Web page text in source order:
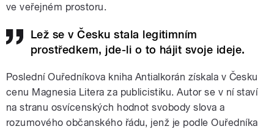
ve veřejném prostoru.
Lež se v Česku stala legitimním
prostředkem, jde-li o to hájit svoje ideje.
Poslední Ouředníkova kniha Antialkorán získala v Česku
cenu Magnesia Litera za publicistiku. Autor se v ní staví
na stranu osvícenských hodnot svobody slova a
rozumového občanského řádu, jenž je podle Ouředníka